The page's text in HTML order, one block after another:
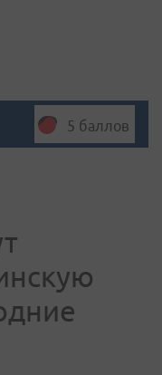
5 баллов